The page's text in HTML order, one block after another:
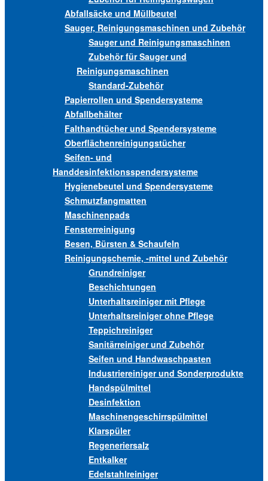
Abfallsäcke und Müllbeutel
Sauger, Reinigungsmaschinen und Zubehör
Sauger und Reinigungsmaschinen
Zubehör für Sauger und
Reinigungsmaschinen
Standard-Zubehör
Papierrollen und Spendersysteme
Abfallbehälter
Falthandtücher und Spendersysteme
Oberflächenreinigungstücher
Seifen- und
Handdesinfektionsspendersysteme
Hygienebeutel und Spendersysteme
Schmutzfangmatten
Maschinenpads
Fensterreinigung
Besen, Bürsten & Schaufeln
Reinigungschemie, -mittel und Zubehör
Grundreiniger
Beschichtungen
Unterhaltsreiniger mit Pflege
Unterhaltsreiniger ohne Pflege
Teppichreiniger
Sanitärreiniger und Zubehör
Seifen und Handwaschpasten
Industriereiniger und Sonderprodukte
Handspülmittel
Desinfektion
Maschinengeschirrspülmittel
Klarspüler
Regeneriersalz
Entkalker
Edelstahlreiniger